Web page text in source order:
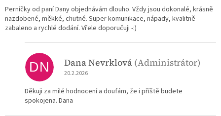
Perníčky od paní Dany objednávám dlouho. Vždy jsou dokonalé, krásně
nazdobené, měkké, chutné. Super komunikace, nápady, kvalitně
zabaleno a rychlé dodání. Vřele doporučuji -:)
DN Dana Nevrklová (Administrátor)
20.2.2026
Děkuji za milé hodnocení a doufám, že i příště budete
spokojena. Dana